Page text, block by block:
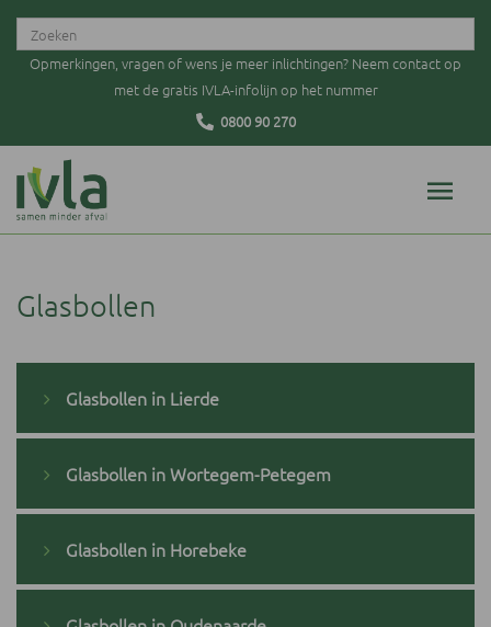
Opmerkingen, vragen of wens je meer inlichtingen? Neem contact op
met de gratis IVLA-infolijn op het nummer
0800 90 270
Glasbollen
Glasbollen in Lierde
Glasbollen in Wortegem-Petegem
Glasbollen in Horebeke